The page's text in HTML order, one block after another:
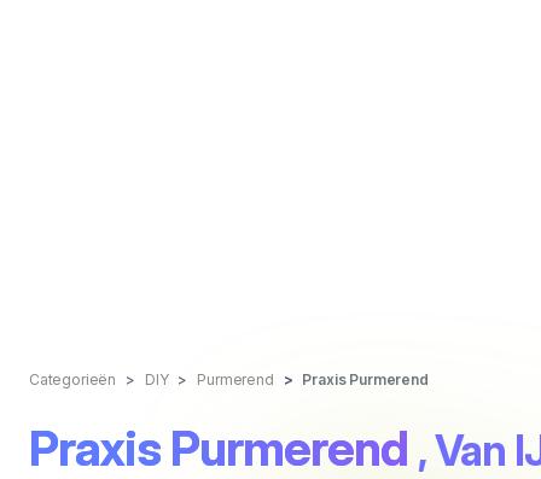
Categorieën DIY Purmerend Praxis Purmerend
Praxis Purmerend , Van